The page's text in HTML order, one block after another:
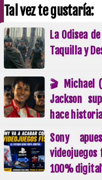
Tal vez te gustaría:
La Odisea
Taquilla y
🎬 Michael
Jackson
hace
Sony
videojuegos
100%